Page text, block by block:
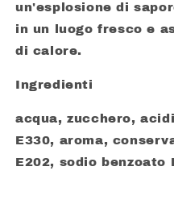
un'esplosione di
in un luogo fresco e
di calore.
Ingredienti
acqua, zucchero,
E330, aroma,
E202, sodio benzoato